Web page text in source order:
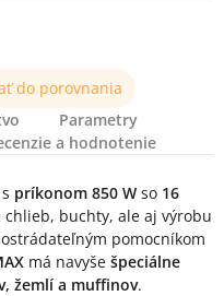
do porovnania
Parametry
a hodnotenie
príkonom 850 W so 16
chlieb, buchty, ale aj výrobu
pomocníkom
má navyše špeciálne
žemlí a muffinov.